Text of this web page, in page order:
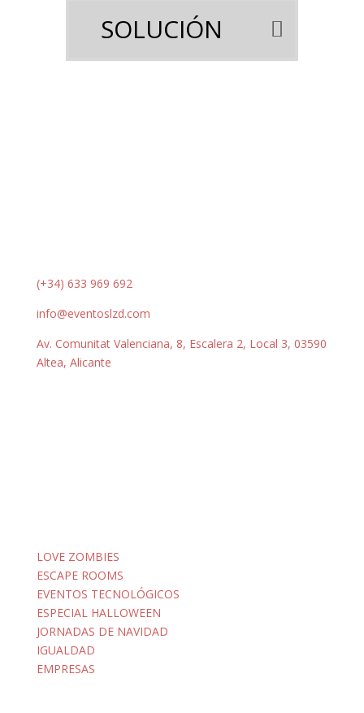
SOLUCIÓN
(+34) 633 969 692
info@eventoslzd.com
Av. Comunitat Valenciana, 8, Escalera 2, Local 3, 03590
Altea, Alicante
LOVE ZOMBIES
ESCAPE ROOMS
EVENTOS TECNOLÓGICOS
ESPECIAL HALLOWEEN
JORNADAS DE NAVIDAD
IGUALDAD
EMPRESAS